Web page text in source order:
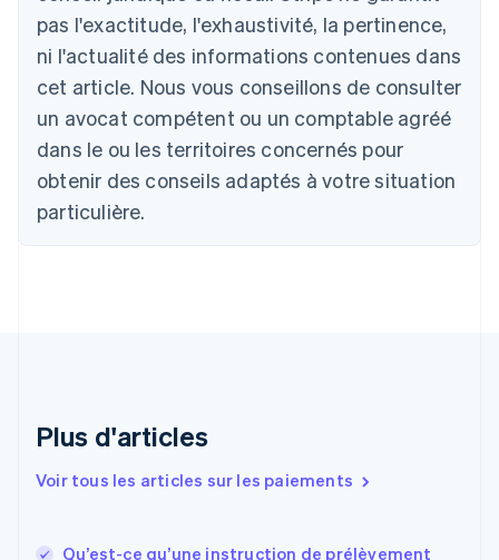
pas l'exactitude, l'exhaustivité, la pertinence,
ni l'actualité des informations contenues dans
cet article. Nous vous conseillons de consulter
un avocat compétent ou un comptable agréé
dans le ou les territoires concernés pour
obtenir des conseils adaptés à votre situation
particulière.
Plus d'articles
Voir tous les articles sur les paiements
Qu’est-ce qu’une instruction de prélèvement
Belgique
Nederlands Français DeutschEnglish
Brésil
Português English
Bulgarie
English
Canada
Chine continentale
简体中文English
Español English
English
Finlande